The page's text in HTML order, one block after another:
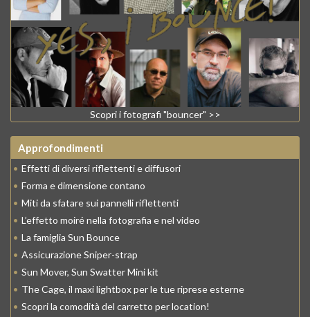
Scopri i fotografi "bouncer" >>
Approfondimenti
• Effetti di diversi riflettenti e diffusori
• Forma e dimensione contano
• Miti da sfatare sui pannelli riflettenti
• L’effetto moiré nella fotografia e nel video
• La famiglia Sun Bounce
• Assicurazione Sniper-strap
• Sun Mover, Sun Swatter Mini kit
• The Cage, il maxi lightbox per le tue riprese esterne
• Scopri la comodità del carretto per location!